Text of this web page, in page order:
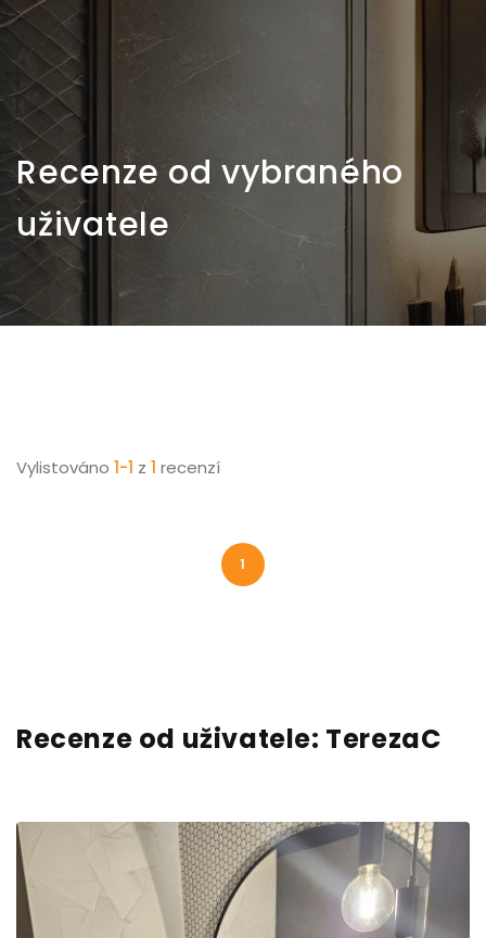
Recenze od vybraného
uživatele
Vylistováno 1-1 z 1 recenzí
1
Recenze od uživatele: TerezaC